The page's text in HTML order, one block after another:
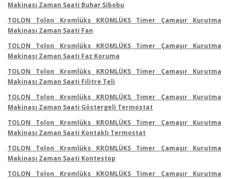
Makinası Zaman Saati Buhar Sibobu
TOLON Tolon Kromlüks KROMLÜKS Timer Çamaşır Kurutma
Makinası Zaman Saati Fan
TOLON Tolon Kromlüks KROMLÜKS Timer Çamaşır Kurutma
Makinası Zaman Saati Faz Koruma
TOLON Tolon Kromlüks KROMLÜKS Timer Çamaşır Kurutma
Makinası Zaman Saati Filitre Teli
TOLON Tolon Kromlüks KROMLÜKS Timer Çamaşır Kurutma
Makinası Zaman Saati Göstergeli Termostat
TOLON Tolon Kromlüks KROMLÜKS Timer Çamaşır Kurutma
Makinası Zaman Saati Kontaklı Termostat
TOLON Tolon Kromlüks KROMLÜKS Timer Çamaşır Kurutma
Makinası Zaman Saati Kontestop
TOLON Tolon Kromlüks KROMLÜKS Timer Çamaşır Kurutma